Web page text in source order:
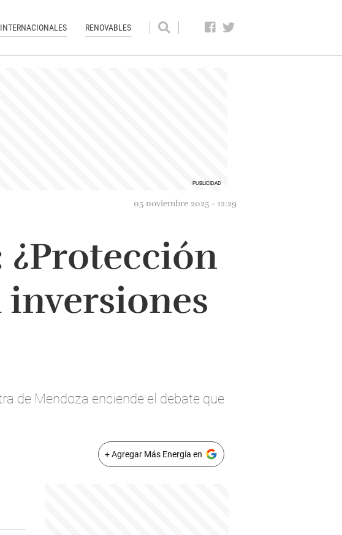
INTERNACIONALES RENOVABLES
05 noviembre 2025 - 12:29
de Mendoza enciende el debate que
+ Agregar Más Energía en